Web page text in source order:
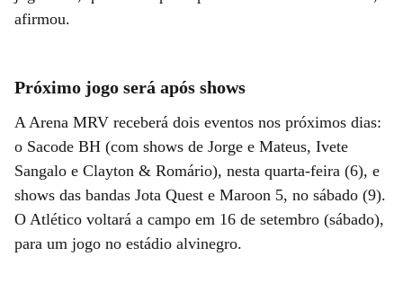
afirmou.
Próximo jogo será após shows
A Arena MRV receberá dois eventos nos próximos dias:
o Sacode BH (com shows de Jorge e Mateus, Ivete
Sangalo e Clayton & Romário), nesta quarta-feira (6), e
shows das bandas Jota Quest e Maroon 5, no sábado (9).
O Atlético voltará a campo em 16 de setembro (sábado),
para um jogo no estádio alvinegro.